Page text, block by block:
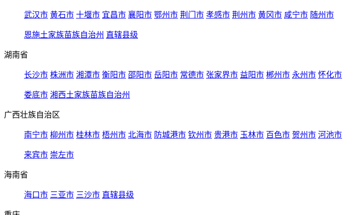
武汉市 黄石市 十堰市 宜昌市 襄阳市 鄂州市 荆门市 孝感市 荆州市 黄冈市 咸宁市 随州市
恩施土家族苗族自治州 直辖县级
湖南省
长沙市 株洲市 湘潭市 衡阳市 邵阳市 岳阳市 常德市 张家界市 益阳市 郴州市 永州市 怀化市
娄底市 湘西土家族苗族自治州
广西壮族自治区
南宁市 柳州市 桂林市 梧州市 北海市 防城港市 钦州市 贵港市 玉林市 百色市 贺州市 河池市
来宾市 崇左市
海南省
海口市 三亚市 三沙市 直辖县级